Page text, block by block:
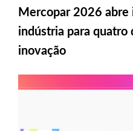
Mercopar 2026 abre
indústria para quatro
inovação